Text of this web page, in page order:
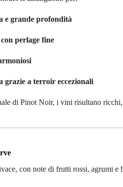
e grande profondità
perlage fine
grazie a terroir eccezionali
di Pinot Noir, i vini risultano
con note di frutti rossi, agrumi e